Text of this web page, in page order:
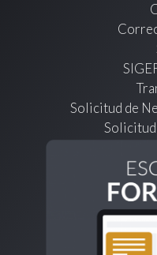
Solicitud de
Solicitud